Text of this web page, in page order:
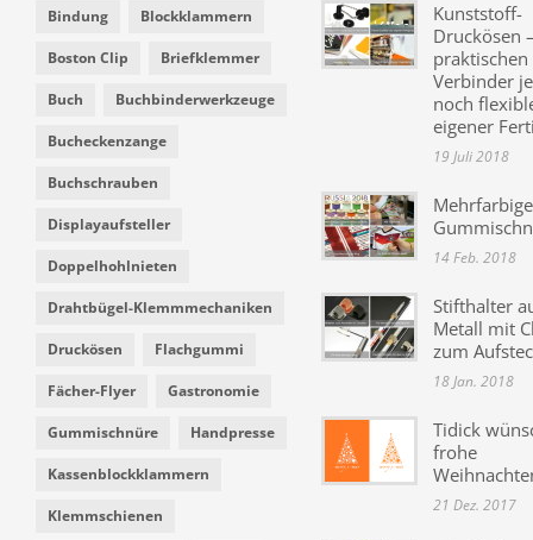
Bindung Blockklammern
Boston Clip Briefklemmer
Buch Buchbinderwerkzeuge
Bucheckenzange
Buchschrauben
Displayaufsteller
Doppelhohlnieten
Drahtbügel-Klemmmechaniken
Druckösen Flachgummi
Fächer-Flyer Gastronomie
Gummischnüre Handpresse
Kassenblockklammern
Klemmschienen
Kunststoff-
Druckösen
praktischen
Verbinder
noch
eigener
19 Juli 2018
Mehrfarbige
14 Feb. 2018
Stifthalter
Metall mit
zum
18 Jan. 2018
Tidick
frohe
21 Dez. 2017